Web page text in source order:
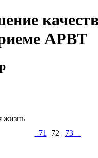
АРВТ
жизнь
71 72 73